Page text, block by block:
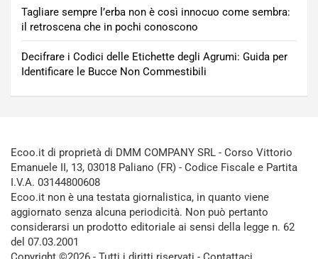
Tagliare sempre l’erba non è così innocuo come sembra:
il retroscena che in pochi conoscono
Decifrare i Codici delle Etichette degli Agrumi: Guida per
Identificare le Bucce Non Commestibili
Ecoo.it di proprietà di DMM COMPANY SRL - Corso Vittorio
Emanuele II, 13, 03018 Paliano (FR) - Codice Fiscale e Partita
I.V.A. 03144800608
Ecoo.it non è una testata giornalistica, in quanto viene
aggiornato senza alcuna periodicità. Non può pertanto
considerarsi un prodotto editoriale ai sensi della legge n. 62
del 07.03.2001